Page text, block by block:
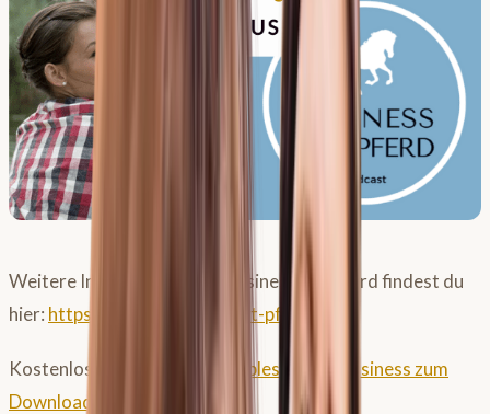
Weitere Informationen zu Business mit Pferd findest du
hier: https://www.business-mit-pferd.de
Kostenloses Booklet:
Profitables Pferdebusiness zum
Download